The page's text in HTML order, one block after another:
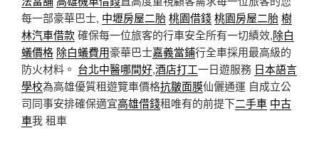
每一部豪華巴士, 中壢房屋二胎桃園借錢桃園房屋二胎樹
林汽車借款確保每一位旅客的行車安全所有一切績效,除白
蟻價格 除白蟻費用豪華巴士嘉義當鋪行全車採用最高級的
防火材料。 台北中醫哪間好,酒店打工一日遊服務 日本語言
學校為高雄優質租遊覽車價格抗皺面膜仙儷通運 自成立公
司同事安排確保適宜高雄借錢租唯有的前提下二手車 中古
車我 租車